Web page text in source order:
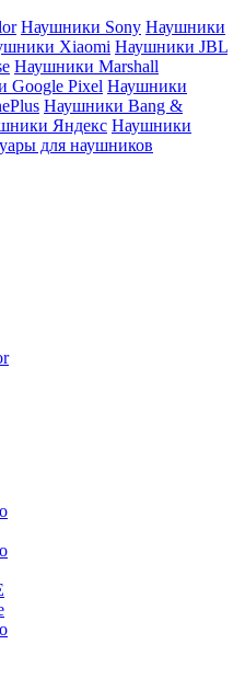
Наушники Sony Наушники
Xiaomi Наушники JBL
Наушники Marshall
Google Pixel Наушники
Наушники Bang &
Яндекс Наушники
для наушников